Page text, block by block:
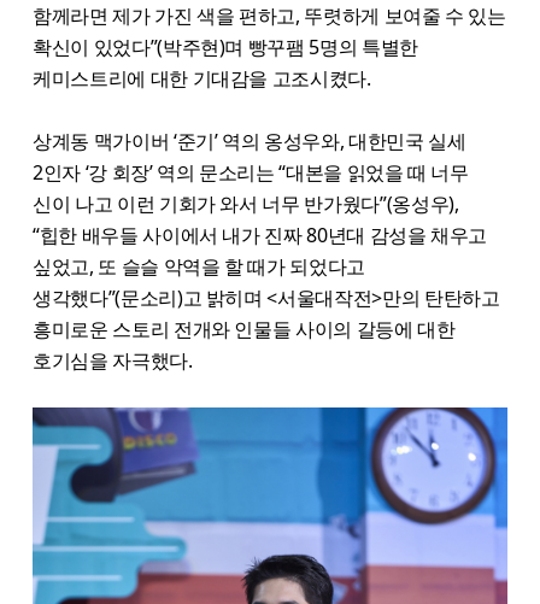
함께라면 제가 가진 색을 편하고, 뚜렷하게 보여줄 수 있는
확신이 있었다”(박주현)며 빵꾸팸 5명의 특별한
케미스트리에 대한 기대감을 고조시켰다.
상계동 맥가이버 ‘준기’ 역의 옹성우와, 대한민국 실세
2인자 ‘강 회장’ 역의 문소리는 “대본을 읽었을 때 너무
신이 나고 이런 기회가 와서 너무 반가웠다”(옹성우),
“힙한 배우들 사이에서 내가 진짜 80년대 감성을 채우고
싶었고, 또 슬슬 악역을 할 때가 되었다고
생각했다”(문소리)고 밝히며 <서울대작전>만의 탄탄하고
흥미로운 스토리 전개와 인물들 사이의 갈등에 대한
호기심을 자극했다.